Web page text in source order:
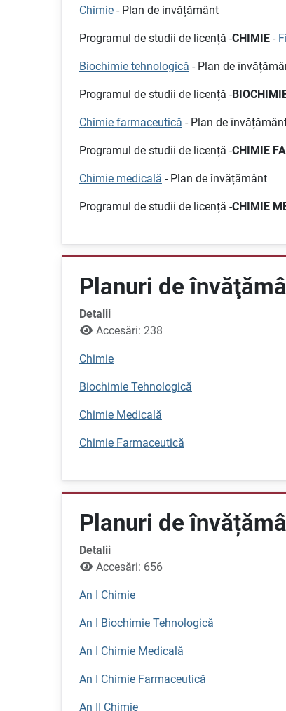
Chimie - Plan de invățământ
Programul de studii de licență -CHIMIE -
Biochimie tehnologică - Plan de
Programul de studii de licență -
Chimie farmaceutică - Plan de
Programul de studii de licență -CHIMIE
Chimie medicală - Plan de învățământ
Programul de studii de licență -CHIMIE
Planuri de
Detalii
Accesări: 238
Chimie
Biochimie Tehnologică
Chimie Medicală
Chimie Farmaceutică
Planuri de
Detalii
Accesări: 656
An I Chimie
An I Biochimie Tehnologică
An I Chimie Medicală
An I Chimie Farmaceutică
An II Chimie